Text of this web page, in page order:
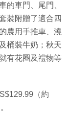
的車門、尾門、
裝附贈了適合四
農用手推車、澆
桶裝牛奶；秋天
有花圈及禮物等
（約